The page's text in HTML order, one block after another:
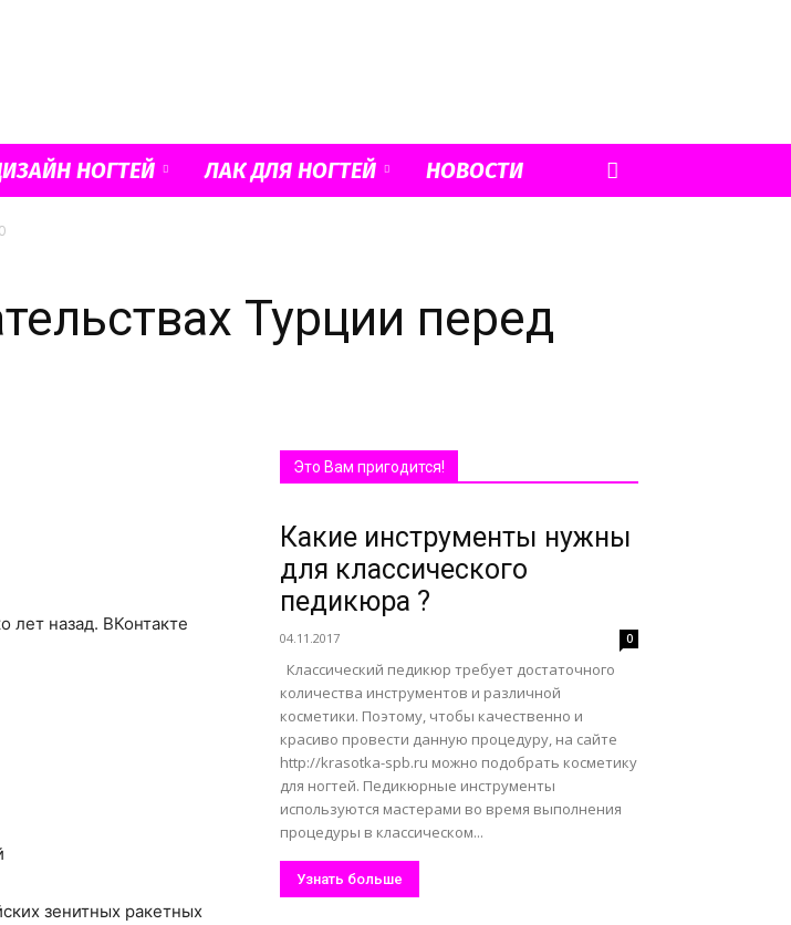
Французский
НОГТЕЙ ЛАК ДЛЯ НОГТЕЙ НОВОСТИ
Турции перед
лет назад. ВКонтакте
зенитных ракетных
Это Вам пригодится!
Какие инструменты нужны
для классического
педикюра ?
04.11.2017 0
Классический педикюр требует достаточного
количества инструментов и различной
косметики. Поэтому, чтобы качественно и
красиво провести данную процедуру, на сайте
http://krasotka-spb.ru можно подобрать косметику
для ногтей. Педикюрные инструменты
используются мастерами во время выполнения
процедуры в классическом...
Узнать больше